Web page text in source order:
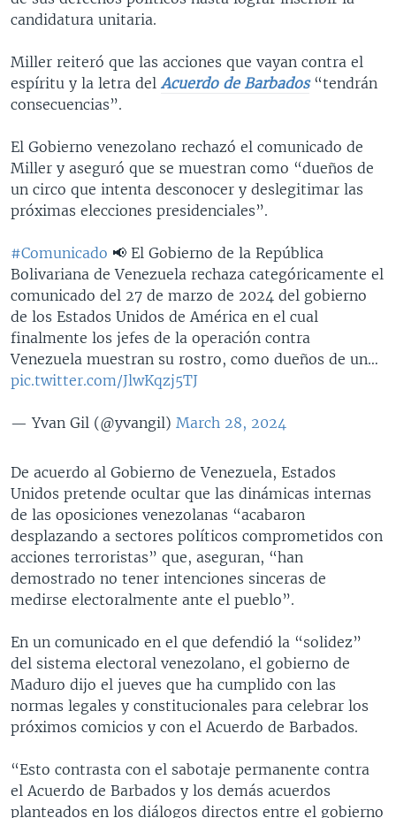
candidatura unitaria.
Miller reiteró que las acciones que vayan contra el
espíritu y la letra delAcuerdo de Barbados“tendrán
consecuencias”.
El Gobierno venezolano rechazó el comunicado de
Miller y aseguró que se muestran como “dueños de
un circo que intenta desconocer y deslegitimar las
próximas elecciones presidenciales”.
#Comunicado 📢 El Gobierno de la República
Bolivariana de Venezuela rechaza categóricamente el
comunicado del 27 de marzo de 2024 del gobierno
de los Estados Unidos de América en el cual
finalmente los jefes de la operación contra
Venezuela muestran su rostro, como dueños de un…
pic.twitter.com/JlwKqzj5TJ
— Yvan Gil (@yvangil) March 28, 2024
De acuerdo al Gobierno de Venezuela, Estados
Unidos pretende ocultar que las dinámicas internas
de las oposiciones venezolanas “acabaron
desplazando a sectores políticos comprometidos con
acciones terroristas” que, aseguran, “han
demostrado no tener intenciones sinceras de
medirse electoralmente ante el pueblo”.
En un comunicado en el que defendió la “solidez”
del sistema electoral venezolano, el gobierno de
Maduro dijo el jueves que ha cumplido con las
normas legales y constitucionales para celebrar los
próximos comicios y con el Acuerdo de Barbados.
“Esto contrasta con el sabotaje permanente contra
el Acuerdo de Barbados y los demás acuerdos
planteados en los diálogos directos entre el gobierno